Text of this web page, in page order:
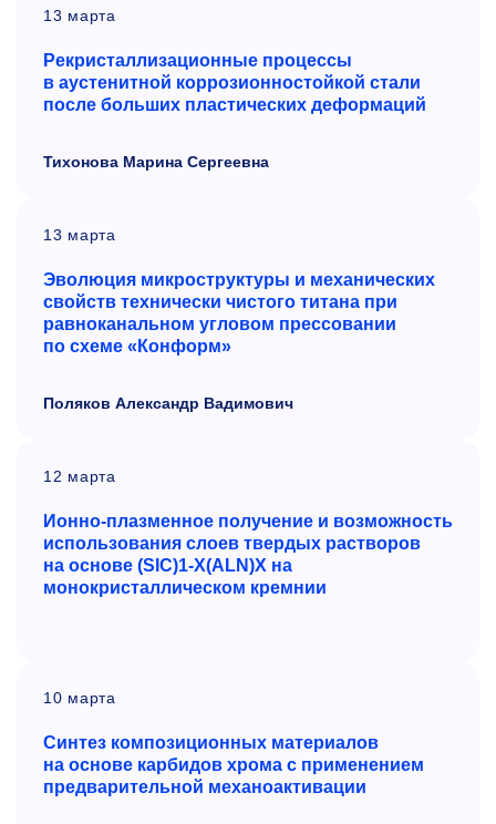
13 марта
Рекристаллизационные процессы
в аустенитной коррозионностойкой стали
после больших пластических деформаций
Тихонова Марина Сергеевна
13 марта
Эволюция микроструктуры и механических
свойств технически чистого титана при
равноканальном угловом прессовании
по схеме «Конформ»
Поляков Александр Вадимович
12 марта
Ионно-плазменное получение и возможность
использования слоев твердых растворов
на основе (SIC)1-X(ALN)X на
монокристаллическом кремнии
10 марта
Синтез композиционных материалов
на основе карбидов хрома с применением
предварительной механоактивации